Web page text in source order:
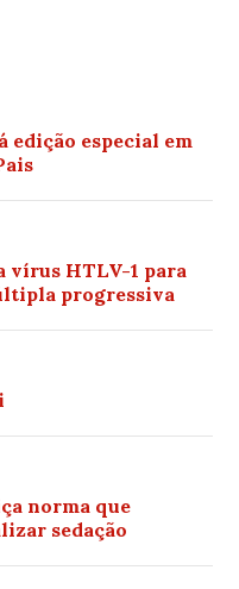
edição especial em
HTLV-1 para
progressiva
norma que
sedação